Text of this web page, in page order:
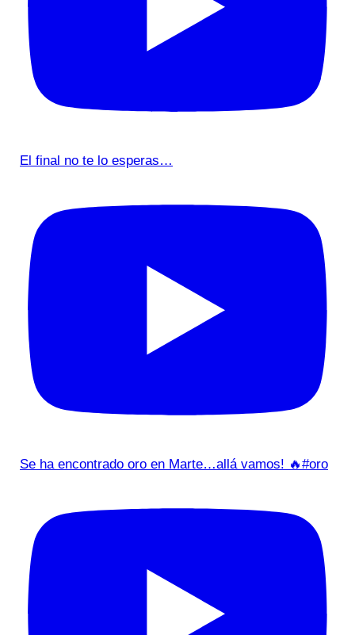
El final no te lo esperas…
Se ha encontrado oro en Marte…allá vamos! 🔥#oro